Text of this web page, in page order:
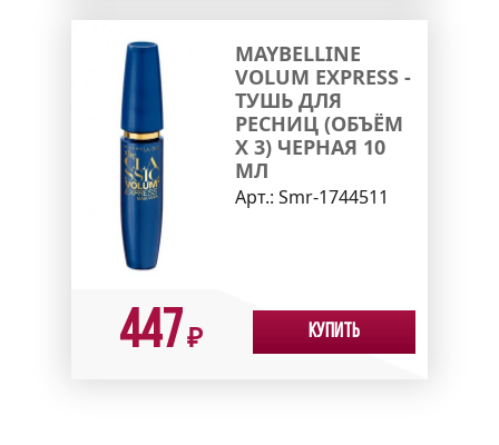
MAYBELLINE
VOLUM EXPRESS -
ТУШЬ ДЛЯ
РЕСНИЦ (ОБЪЁМ
Х 3) ЧЕРНАЯ 10
МЛ
Арт.: Smr-1744511
447₽ Купить